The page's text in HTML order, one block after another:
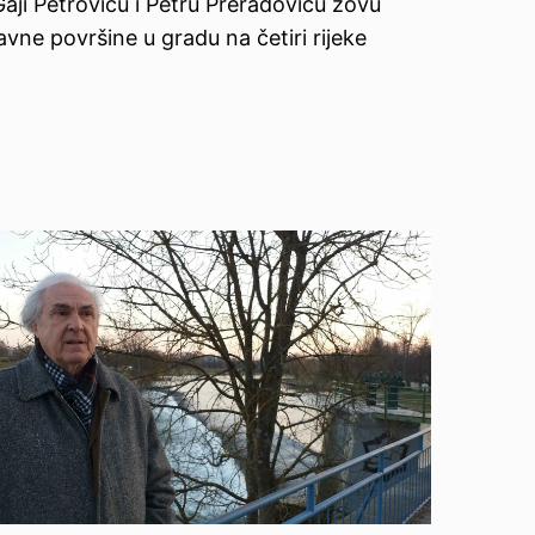
površine u gradu na četiri rijeke